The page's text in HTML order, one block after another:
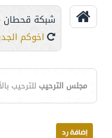
شبكة قحطان
اخوكم
مجلس الترحيب للترحيب